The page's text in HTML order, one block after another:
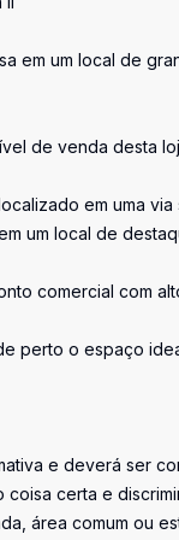
em um local de
de venda desta
em uma
um local de
comercial com
perto o espaço
e deverá ser
certa e
área comum ou